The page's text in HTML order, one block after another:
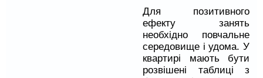
Для позитивного
ефекту занять
необхідно повчальне
середовище і удома. У
квартирі мають бути
розвішені таблиці з